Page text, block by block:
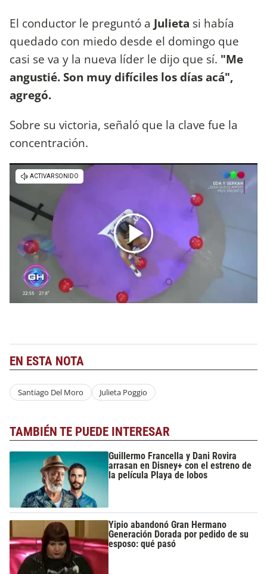
El conductor le preguntó a Julieta si había
quedado con miedo desde el domingo que
casi se va y la nueva líder le dijo que sí. "Me
angustié. Son muy difíciles los días acá",
agregó.
Sobre su victoria, señaló que la clave fue la
concentración.
EN ESTA NOTA
Santiago Del Moro Julieta Poggio
TAMBIÉN TE PUEDE INTERESAR
Guillermo Francella y Dani Rovira
arrasan en Disney+ con el estreno de
la película Playa de lobos
Yipio abandonó Gran Hermano
Generación Dorada por pedido de su
esposo: qué pasó